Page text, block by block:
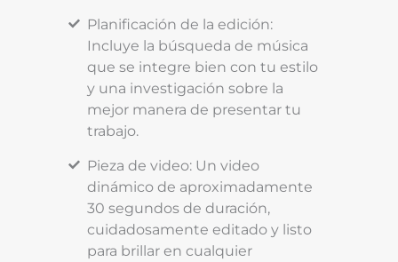
Planificación de la edición:
Incluye la búsqueda de música
que se integre bien con tu estilo
y una investigación sobre la
mejor manera de presentar tu
trabajo.
Pieza de video: Un video
dinámico de aproximadamente
30 segundos de duración,
cuidadosamente editado y listo
para brillar en cualquier